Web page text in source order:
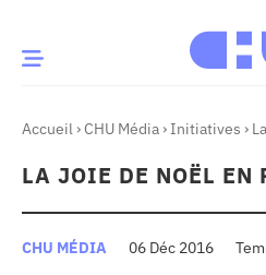
MOMENT
Accueil › CHU Média › Initiatives ›
LA JOIE DE NOËL EN
CHU MÉDIA 06 Déc 2016